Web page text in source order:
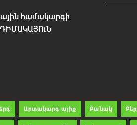
համակարգի
ԴԻՄԱԿԱՅՈւՆ
Արտակարգ ալիք Բանակ